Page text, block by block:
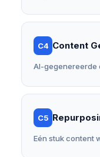
C4 Content
AI-gegenereerde
C5
Eén stuk content